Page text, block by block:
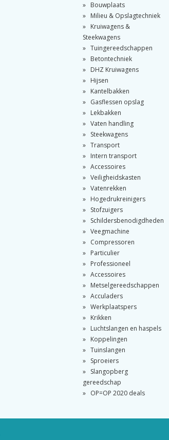
Bouwplaats
Milieu & Opslagtechniek
Kruiwagens &
Steekwagens
Tuingereedschappen
Betontechniek
DHZ Kruiwagens
Hijsen
Kantelbakken
Gasflessen opslag
Lekbakken
Vaten handling
Steekwagens
Transport
Intern transport
Accessoires
Veiligheidskasten
Vatenrekken
Hogedrukreinigers
Stofzuigers
Schildersbenodigdheden
Veegmachine
Compressoren
Particulier
Professioneel
Accessoires
Metselgereedschappen
Acculaders
Werkplaatspers
Krikken
Luchtslangen en haspels
Koppelingen
Tuinslangen
Sproeiers
Slangopberg
gereedschap
OP=OP 2020 deals